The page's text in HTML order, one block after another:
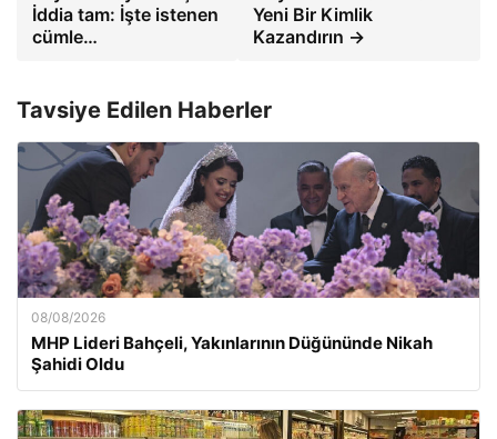
İddia tam: İşte istenen
cümle…
Yeni Bir Kimlik
Kazandırın →
Tavsiye Edilen Haberler
08/08/2026
MHP Lideri Bahçeli, Yakınlarının Düğününde Nikah
Şahidi Oldu